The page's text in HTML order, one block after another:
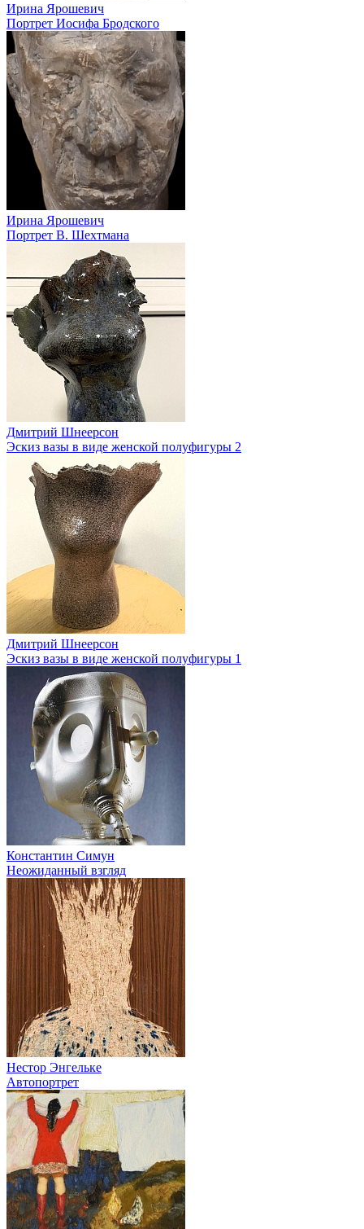
Ирина Ярошевич
Портрет Иосифа Бродского
Ирина Ярошевич
Портрет В. Шехтмана
Дмитрий Шнеерсон
Эскиз вазы в виде женской полуфигуры 2
Дмитрий Шнеерсон
Эскиз вазы в виде женской полуфигуры 1
Константин Симун
Неожиданный взгляд
Нестор Энгельке
Автопортрет